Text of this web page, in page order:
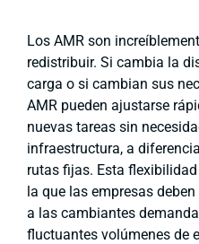
Los AMR son
redistribuir. Si cambia la
carga o si cambian sus
AMR pueden ajustarse
nuevas tareas sin
infraestructura, a
rutas fijas. Esta
la que las empresas
a las cambiantes
fluctuantes volúmenes de